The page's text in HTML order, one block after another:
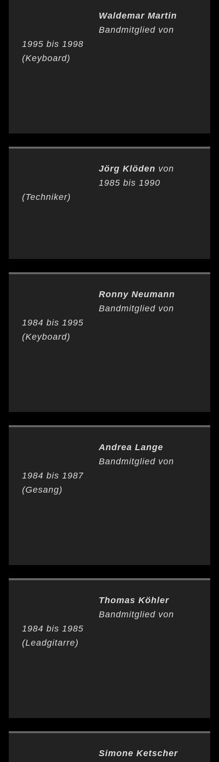
Waldemar Martin
Bandmitglied von
1995 bis 1998
(Keyboard)
Jörg Klöden von
1985 bis 1990
(Techniker)
Ronny Neumann
Bandmitglied von
1984 bis 1995
(Keyboard)
Andrea Lange
Bandmitglied von
1984 bis 1987
(Gesang)
Thomas Köhler
Bandmitglied von
1984 bis 1985
(Leadgitarre)
Simone Ketscher